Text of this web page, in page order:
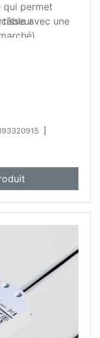
qui permet
avec une
et les
pour
blanche.